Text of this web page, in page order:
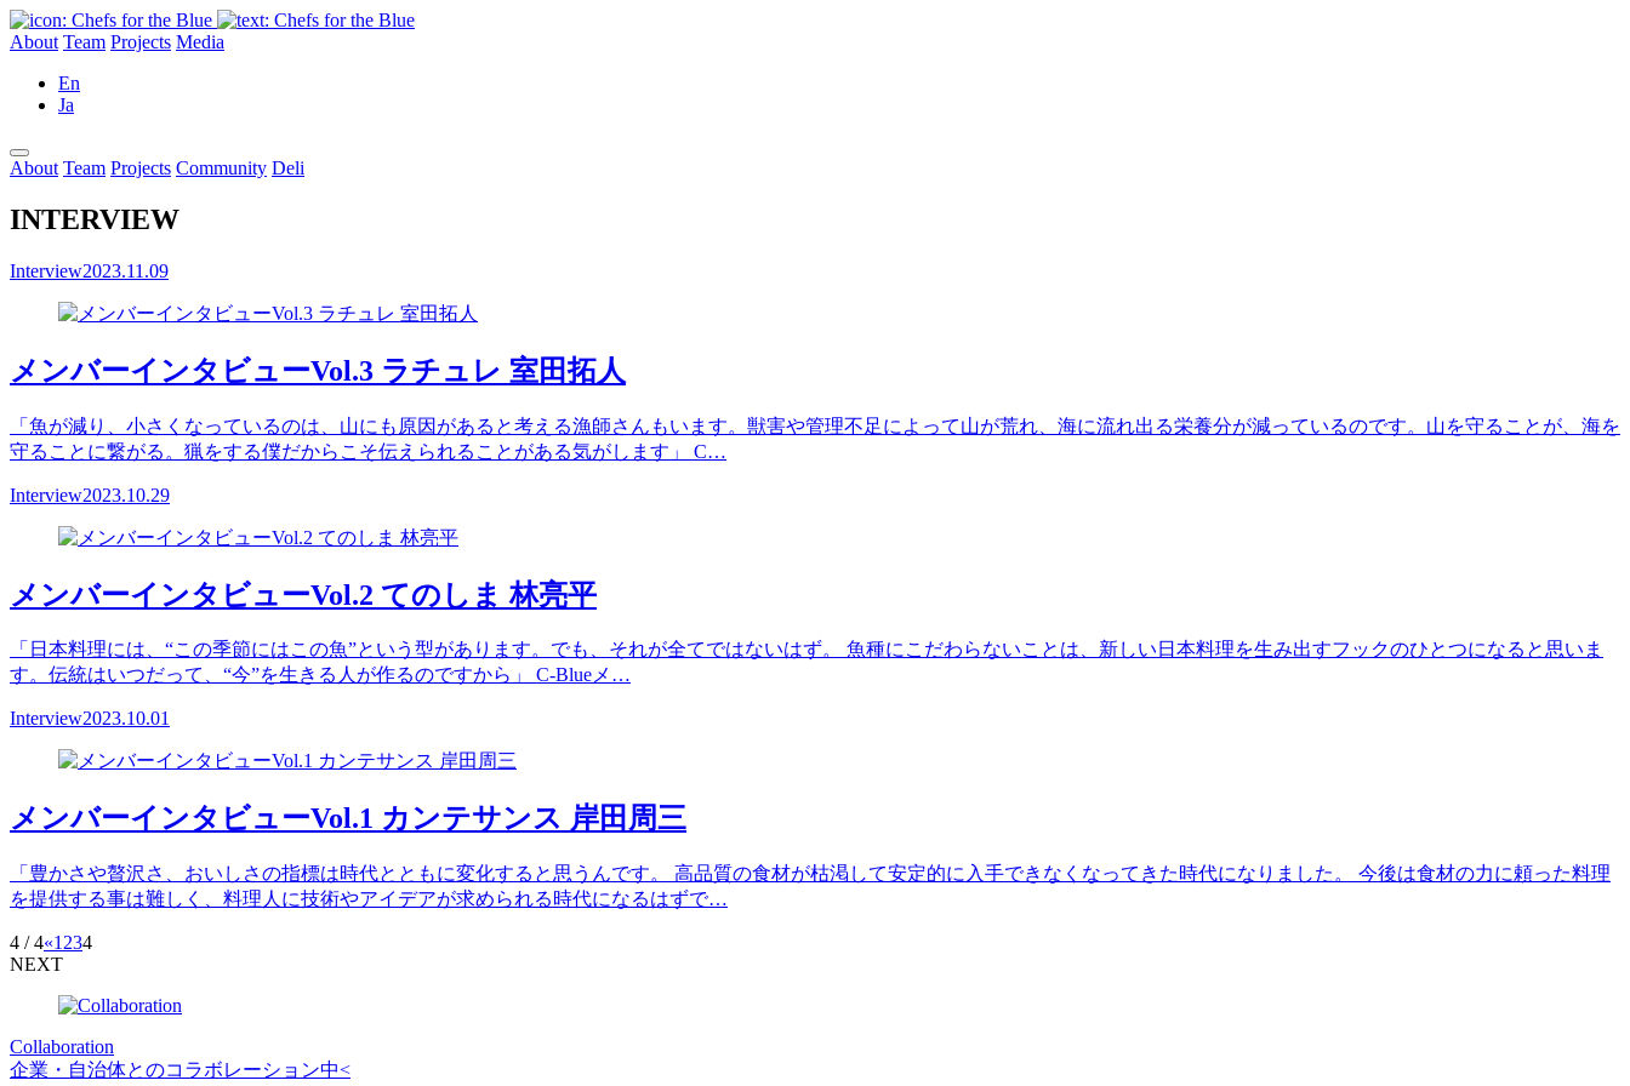
About Team Projects Media
En
Ja
About Team Projects Community Deli
INTERVIEW
Interview2023.11.09
メンバーインタビューVol.3 ラチュレ 室田拓人
「魚が減り、小さくなっているのは、山にも原因があると考える漁師さんもいます。獣害や管理不足によって山が荒れ、海に流れ出る栄養分が減っているのです。山を守ることが、海を
守ることに繋がる。猟をする僕だからこそ伝えられることがある気がします」 C…
Interview2023.10.29
メンバーインタビューVol.2 てのしま 林亮平
「日本料理には、“この季節にはこの魚”という型があります。でも、それが全てではないはず。 魚種にこだわらないことは、新しい日本料理を生み出すフックのひとつになると思いま
す。伝統はいつだって、“今”を生きる人が作るのですから」 C-Blueメ…
Interview2023.10.01
メンバーインタビューVol.1 カンテサンス 岸田周三
「豊かさや贅沢さ、おいしさの指標は時代とともに変化すると思うんです。 高品質の食材が枯渇して安定的に入手できなくなってきた時代になりました。 今後は食材の力に頼った料理
を提供する事は難しく、料理人に技術やアイデアが求められる時代になるはずで…
4 / 4«1 234
NEXT
Collaboration
企業・自治体とのコラボレーション中<